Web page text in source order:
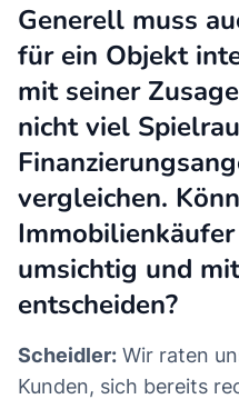
Generell muss
für ein Objekt
mit seiner
nicht viel
vergleichen.
umsichtig und
entscheiden?
Scheidler: Wir raten
Kunden, sich bereits